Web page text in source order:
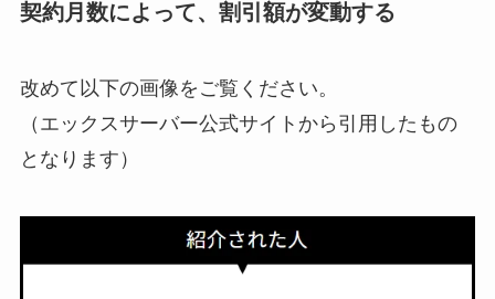
契約月数によって、割引額が変動する
改めて以下の画像をご覧ください。
（エックスサーバー公式サイトから引用したもの
となります）